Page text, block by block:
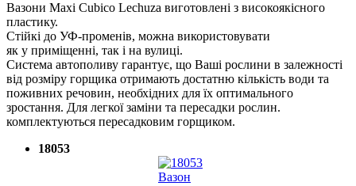
Вазони Maxi Cubico Lechuza виготовлені з високоякісного
пластику.
Стійкі до УФ-променів, можна використовувати
як у приміщенні, так і на вулиці.
Система автополиву гарантує, що Ваші рослини в залежності
від розміру горщика отримають достатню кількість води та
поживних речовин, необхідних для їх оптимального
зростання. Для легкої заміни та пересадки рослин.
комплектуються пересадковим горщиком.
18053